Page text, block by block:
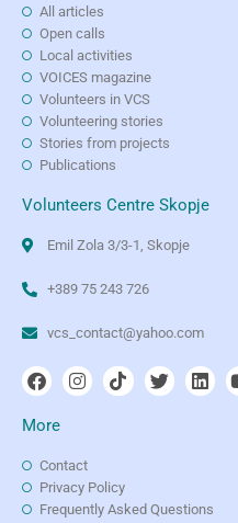
All articles
Open calls
Local activities
VOICES magazine
Volunteers in VCS
Volunteering stories
Stories from projects
Publications
Volunteers Centre Skopje
Emil Zola 3/3-1, Skopje
+389 75 243 726
vcs_contact@yahoo.com
More
Contact
Privacy Policy
Frequently Asked Questions